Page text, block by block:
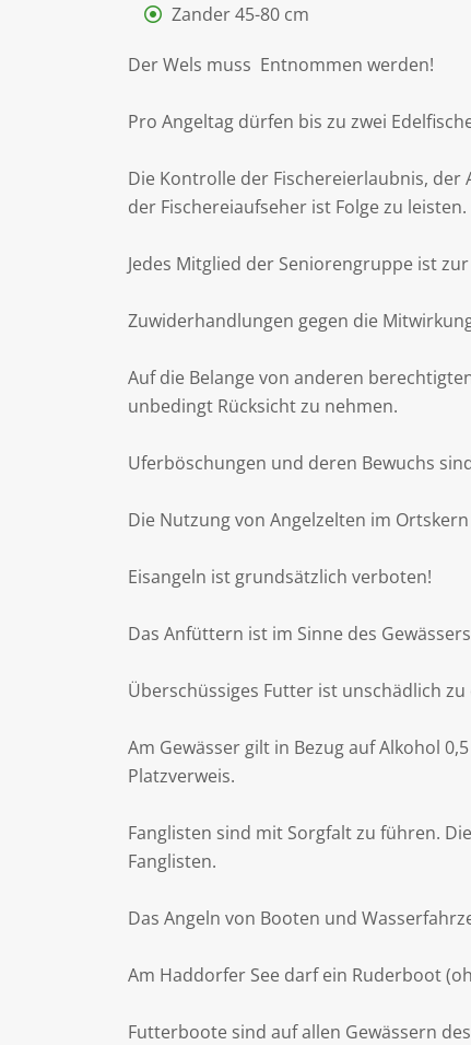
Zander 45-80 cm
Der Wels muss Entnommen werden!
Pro Angeltag dürfen bis zu zwei
Die Kontrolle der Fischereierlaubnis,
der Fischereiaufseher ist Folge zu leisten.
Jedes Mitglied der Seniorengruppe ist
Zuwiderhandlungen gegen die
Auf die Belange von anderen
unbedingt Rücksicht zu nehmen.
Uferböschungen und deren Bewuchs
Die Nutzung von Angelzelten im
Eisangeln ist grundsätzlich verboten!
Das Anfüttern ist im Sinne des
Überschüssiges Futter ist unschädlich
Am Gewässer gilt in Bezug auf Alkohol
Platzverweis.
Fanglisten sind mit Sorgfalt zu führen.
Fanglisten.
Das Angeln von Booten und
Am Haddorfer See darf ein Ruderboot
Futterboote sind auf allen Gewässern